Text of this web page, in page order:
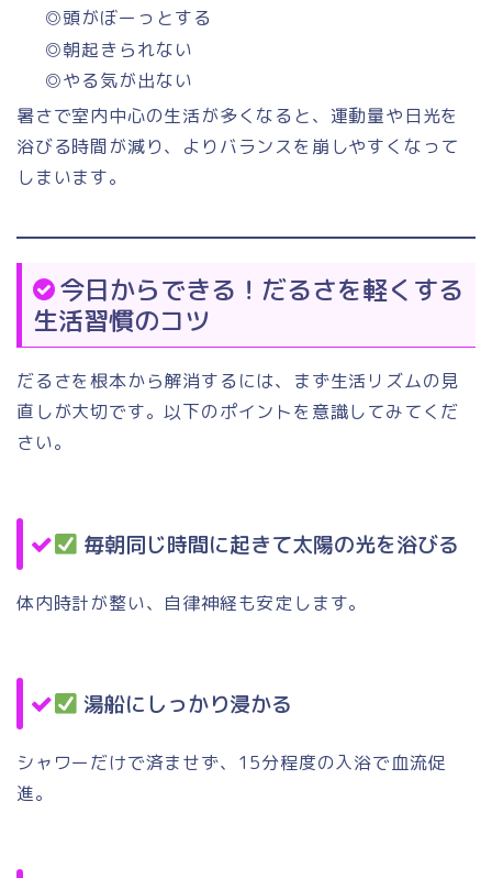
◎頭がぼーっとする
◎朝起きられない
◎やる気が出ない
暑さで室内中心の生活が多くなると、運動量や日光を
浴びる時間が減り、よりバランスを崩しやすくなって
しまいます。
今日からできる！だるさを軽くする
生活習慣のコツ
だるさを根本から解消するには、まず生活リズムの見
直しが大切です。以下のポイントを意識してみてくだ
さい。
毎朝同じ時間に起きて太陽の光を浴びる
体内時計が整い、自律神経も安定します。
湯船にしっかり浸かる
シャワーだけで済ませず、15分程度の入浴で血流促
進。